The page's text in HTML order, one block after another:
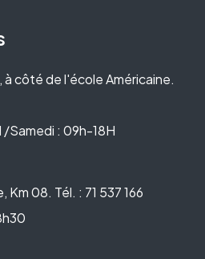
à côté de l'école Américaine.
Samedi : 09h-18H
08. Tél. : 71 537 166